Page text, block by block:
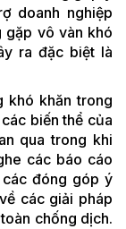
doanh nghiệp
gặp vô vàn khó
ra đặc biệt là
khó khăn trong
biến thể của
qua trong khi
các báo cáo
đóng góp ý
các giải pháp
chống dịch.